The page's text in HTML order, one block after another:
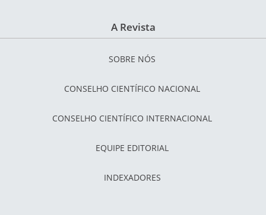
A Revista
SOBRE NÓS
CONSELHO CIENTÍFICO NACIONAL
CONSELHO CIENTÍFICO INTERNACIONAL
EQUIPE EDITORIAL
INDEXADORES